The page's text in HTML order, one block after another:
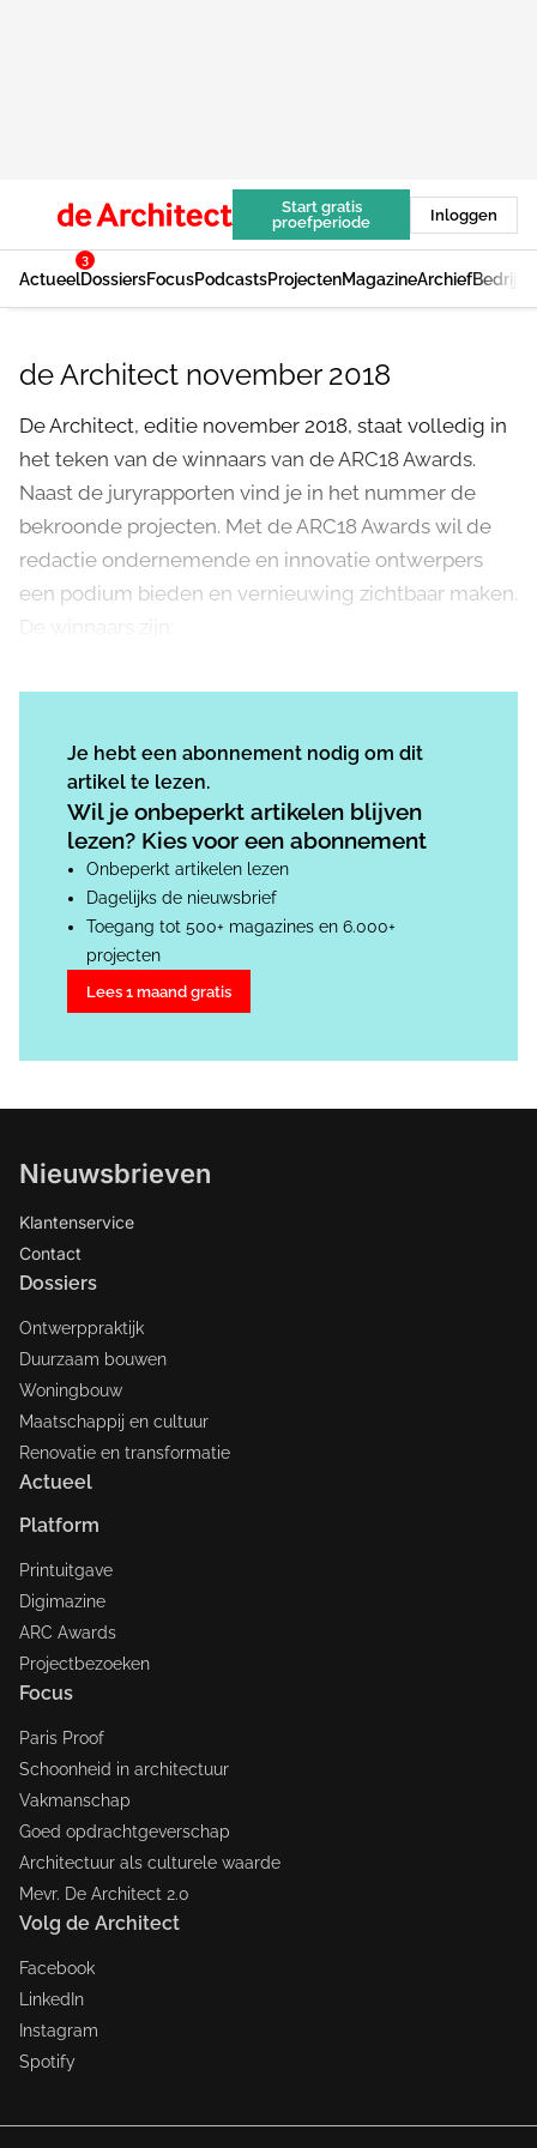
Start gratis
proefperiode
Inloggen
Actueel
3
DossiersFocusPodcastsProjectenMagazineArchief
de Architect november 2018
De Architect, editie november 2018, staat volledig in
het teken van de winnaars van de ARC18 Awards.
Naast de juryrapporten vind je in het nummer de
bekroonde projecten. Met de ARC18 Awards wil de
redactie ondernemende en innovatie ontwerpers
een podium bieden en vernieuwing zichtbaar maken.
De winnaars zijn:
Je hebt een abonnement nodig om dit
artikel te lezen.
Wil je onbeperkt artikelen blijven
lezen? Kies voor een abonnement
Onbeperkt artikelen lezen
Dagelijks de nieuwsbrief
Toegang tot 500+ magazines en 6.000+
projecten
Lees 1 maand gratis
Nieuwsbrieven
Klantenservice
Contact
Dossiers
Ontwerppraktijk
Duurzaam bouwen
Woningbouw
Maatschappij en cultuur
Renovatie en transformatie
Actueel
Platform
Printuitgave
Digimazine
ARC Awards
Projectbezoeken
Focus
Paris Proof
Schoonheid in architectuur
Vakmanschap
Goed opdrachtgeverschap
Architectuur als culturele waarde
Mevr. De Architect 2.0
Volg de Architect
Facebook
LinkedIn
Instagram
Spotify